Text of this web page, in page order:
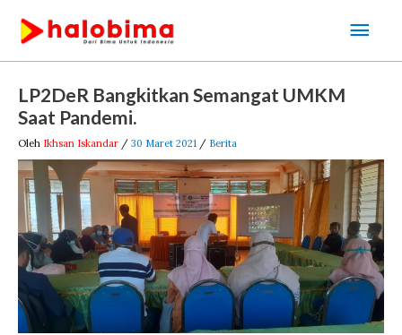
konten
LP2DeR Bangkitkan Semangat UMKM
Saat Pandemi.
Oleh Ikhsan Iskandar / 30 Maret 2021 / Berita
navigation